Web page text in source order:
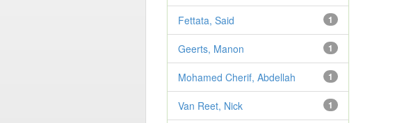
1
Fettata, Said
1
Geerts, Manon
1
Mohamed Cherif, Abdellah
1
Van Reet, Nick